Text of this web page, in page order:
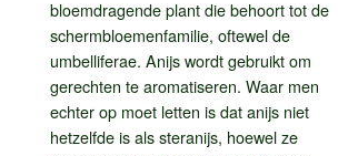
bloemdragende plant die behoort tot de
schermbloemenfamilie, oftewel de
umbelliferae. Anijs wordt gebruikt om
gerechten te aromatiseren. Waar men
echter op moet letten is dat anijs niet
hetzelfde is als steranijs, hoewel ze